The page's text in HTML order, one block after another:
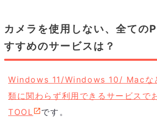
カメラを使用しない、全ての
すすめのサービスは？
Windows 11/Windows 10/ Macな
類に関わらず利用できるサービスで
TOOL
です。